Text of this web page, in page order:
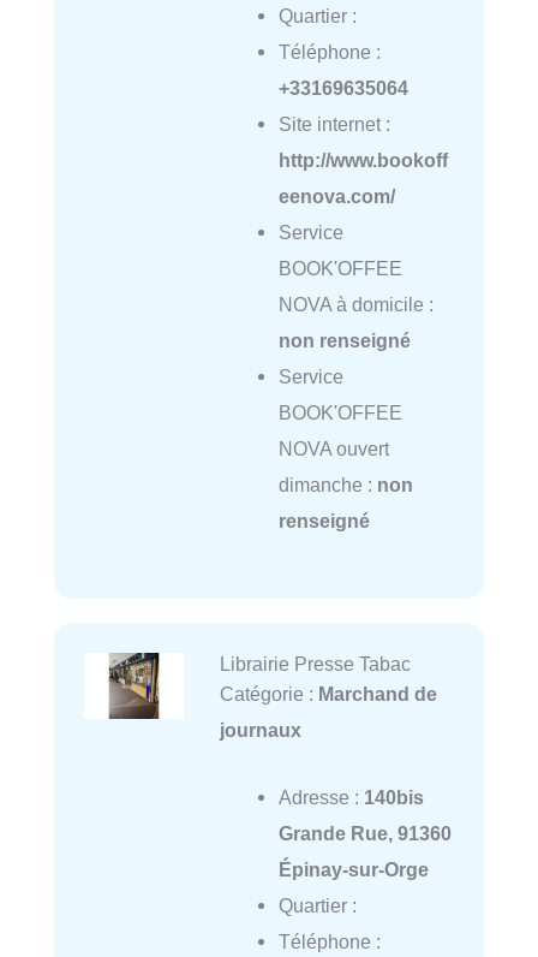
Quartier :
Téléphone :
+33169635064
Site internet :
http://www.bookoff
eenova.com/
Service
BOOK'OFFEE
NOVA à domicile :
non renseigné
Service
BOOK'OFFEE
NOVA ouvert
dimanche : non
renseigné
Librairie Presse Tabac
Catégorie : Marchand de
journaux
Adresse : 140bis
Grande Rue, 91360
Épinay-sur-Orge
Quartier :
Téléphone :